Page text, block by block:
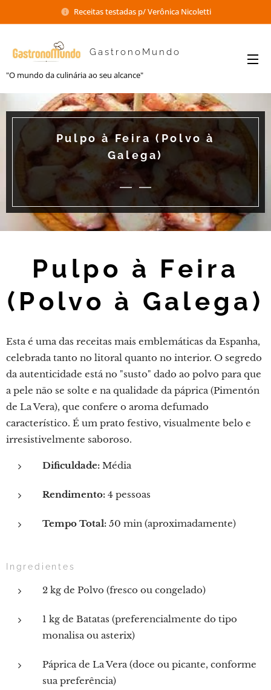
Receitas testadas p/ Verônica Nicoletti
GastronoMundo
"O mundo da culinária ao seu alcance"
Pulpo à Feira (Polvo à
Galega)
Pulpo à Feira
(Polvo à Galega)
Esta é uma das receitas mais emblemáticas da Espanha,
celebrada tanto no litoral quanto no interior. O segredo
da autenticidade está no "susto" dado ao polvo para que
a pele não se solte e na qualidade da páprica (Pimentón
de La Vera), que confere o aroma defumado
característico. É um prato festivo, visualmente belo e
irresistivelmente saboroso.
Dificuldade: Média
Rendimento: 4 pessoas
Tempo Total: 50 min (aproximadamente)
Ingredientes
2 kg de Polvo (fresco ou congelado)
1 kg de Batatas (preferencialmente do tipo
monalisa ou asterix)
Páprica de La Vera (doce ou picante, conforme
sua preferência)